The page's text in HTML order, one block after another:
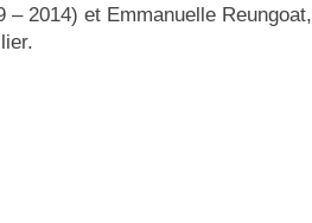
– 2014) et Emmanuelle